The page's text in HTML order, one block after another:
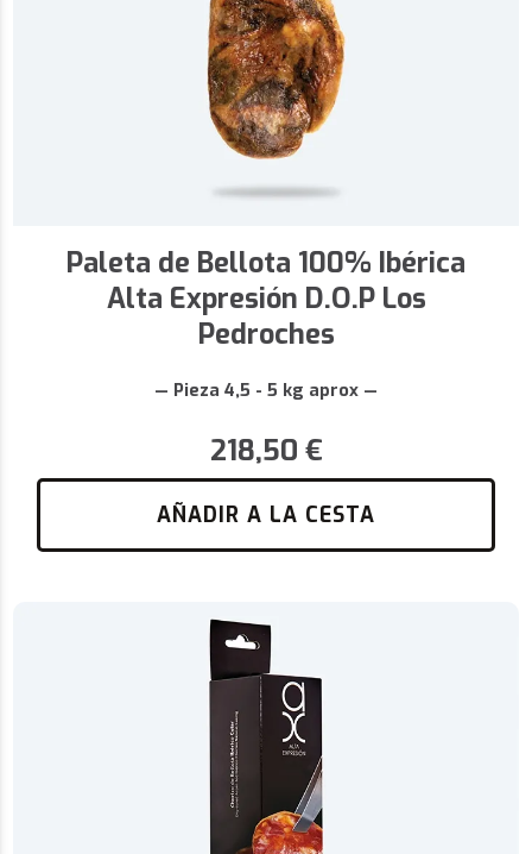
Paleta de Bellota 100% Ibérica
Alta Expresión D.O.P Los
Pedroches
— Pieza 4,5 - 5 kg aprox —
218,50 €
AÑADIR A LA CESTA